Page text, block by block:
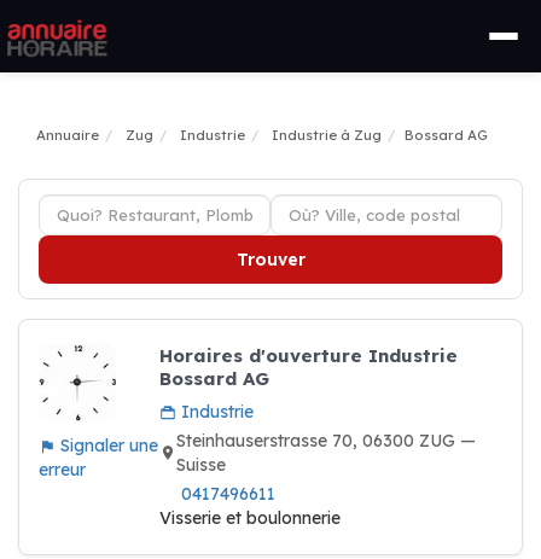
Annuaire Zug Industrie Industrie à Zug Bossard AG
Trouver
Signaler une
erreur
Horaires d'ouverture Industrie
Bossard AG
Industrie
Steinhauserstrasse 70, 06300 ZUG —
Suisse
0417496611
Visserie et boulonnerie